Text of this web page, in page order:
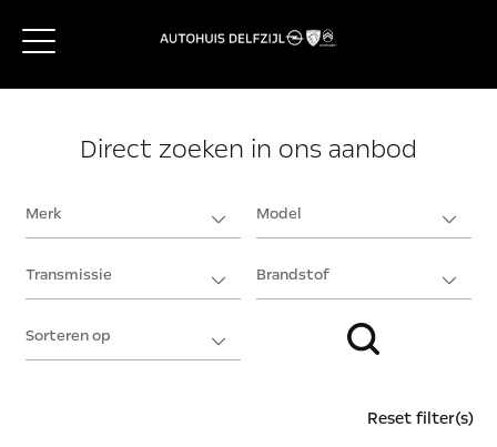
Direct zoeken in ons aanbod
Reset filter(s)